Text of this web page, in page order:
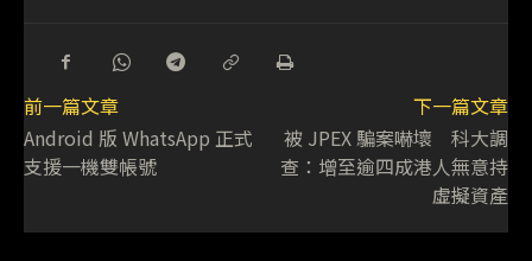
前一篇文章
Android 版 WhatsApp 正式
支援一機雙帳號
下一篇文章
被 JPEX 騙案嚇壞 科大調
查：增至逾四成港人無意持
虛擬資產